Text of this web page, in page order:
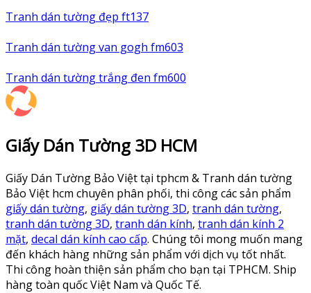
Tranh dán tường đẹp ft137
Tranh dán tường van gogh fm603
Tranh dán tường trắng đen fm600
Giấy Dán Tường 3D HCM
Giấy Dán Tường Bảo Việt tại tphcm & Tranh dán tường
Bảo Việt hcm chuyên phân phối, thi công các sản phẩm
giấy dán tường, giấy dán tường 3D, tranh dán tường,
tranh dán tường 3D, tranh dán kính, tranh dán kính 2
mặt, decal dán kính cao cấp. Chúng tôi mong muốn mang
đến khách hàng những sản phẩm với dịch vụ tốt nhất.
Thi công hoàn thiện sản phẩm cho bạn tại TPHCM. Ship
hàng toàn quốc Việt Nam và Quốc Tế.